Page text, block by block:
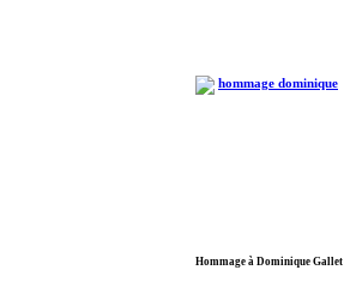
Hommage à Dominique Gallet